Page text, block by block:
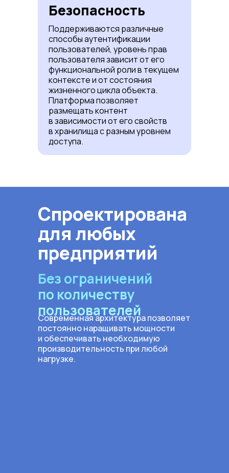
Безопасность
Поддерживаются различные
способы аутентификации
пользователей, уровень прав
пользователя зависит от его
функциональной роли в текущем
контексте и от состояния
жизненного цикла объекта.
Платформа позволяет
размещать контент
в зависимости от его свойств
в хранилища с разным уровнем
доступа.
Спроектирована
для любых
предприятий
Современная архитектура позволяет
постоянно наращивать мощности
и обеспечивать необходимую
производительность при любой
нагрузке.
Без ограничений
по количеству
пользователей